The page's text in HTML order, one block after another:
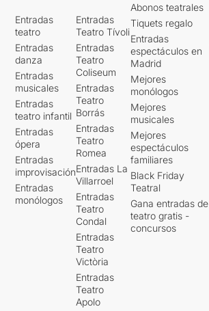
Entradas
teatro
Entradas
danza
Entradas
musicales
Entradas
teatro infantil
Entradas
ópera
Entradas
improvisación
Entradas
monólogos
Entradas
Teatro Tívoli
Entradas
Teatro
Coliseum
Entradas
Teatro
Borrás
Entradas
Teatro
Romea
Entradas La
Villarroel
Entradas
Teatro
Condal
Entradas
Teatro
Victòria
Entradas
Teatro
Apolo
Abonos teatrales
Tiquets regalo
Entradas
espectáculos en
Madrid
Mejores
monólogos
Mejores
musicales
Mejores
espectáculos
familiares
Black Friday
Teatral
Gana entradas de
teatro gratis -
concursos